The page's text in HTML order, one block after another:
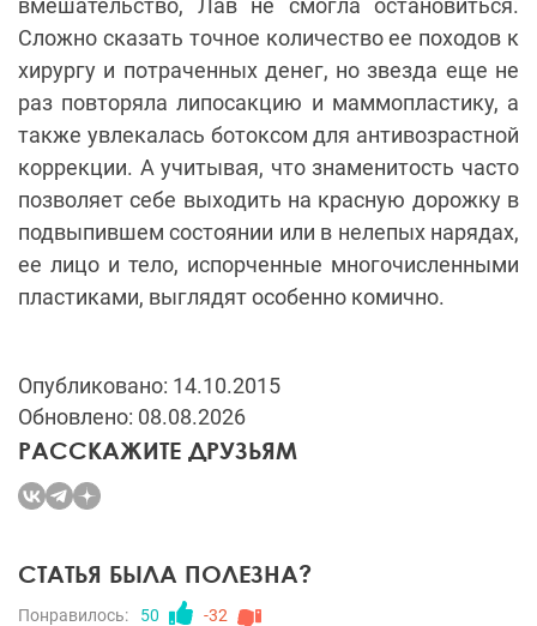
Сложно сказать точное количество ее походов к
хирургу и потраченных денег, но звезда еще не
раз повторяла липосакцию и маммопластику, а
также увлекалась ботоксом для антивозрастной
коррекции. А учитывая, что знаменитость часто
позволяет себе выходить на красную дорожку в
подвыпившем состоянии или в нелепых нарядах,
ее лицо и тело, испорченные многочисленными
пластиками, выглядят особенно комично.
Опубликовано: 14.10.2015
Обновлено: 08.08.2026
РАССКАЖИТЕ ДРУЗЬЯМ
СТАТЬЯ БЫЛА ПОЛЕЗНА?
Понравилось: 50 -32